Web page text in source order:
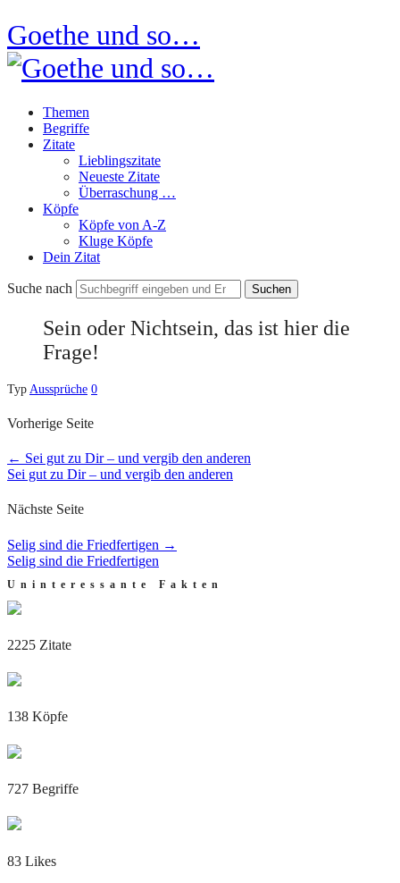
Goethe und so…
Themen
Begriffe
Zitate
Lieblingszitate
Neueste Zitate
Überraschung …
Köpfe
Köpfe von A-Z
Kluge Köpfe
Dein Zitat
Suche nach
Sein oder Nichtsein, das ist hier die
Frage!
Typ Aussprüche 0
Vorherige Seite
← Sei gut zu Dir – und vergib den anderen
Sei gut zu Dir – und vergib den anderen
Nächste Seite
Selig sind die Friedfertigen →
Selig sind die Friedfertigen
Uninteressante Fakten
2225 Zitate
138 Köpfe
727 Begriffe
83 Likes